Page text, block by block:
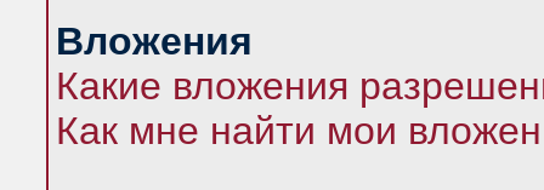
Вложения
Какие вложения
Как мне найти мои